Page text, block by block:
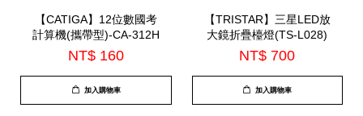
【CATIGA】12位數國考
計算機(攜帶型)-CA-312H
NT$ 160
加入購物車
【TRISTAR】三星LED放
大鏡折疊檯燈(TS-L028)
NT$ 700
加入購物車